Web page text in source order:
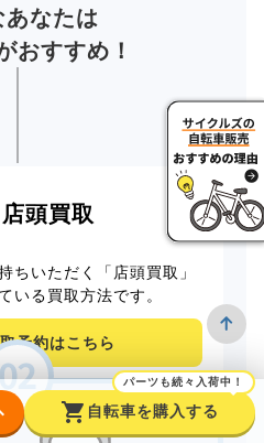
あなたは
おすすめ！
店頭買取
ちいただく「店頭買取」
いる買取方法です。
予約はこちら
shopping_cart
パーツも続々入荷中！
自転車を購入する